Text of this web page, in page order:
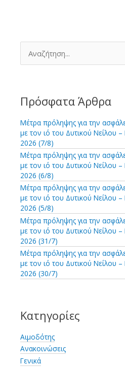
α
τ
η
η
γ
ι
α
:
Πρόσφατα Άρθρα
Μέτρα πρόληψης για την
με τον ιό του Δυτικού Νείλου
2026 (7/8)
Μέτρα πρόληψης για την
με τον ιό του Δυτικού Νείλου
2026 (6/8)
Μέτρα πρόληψης για την
με τον ιό του Δυτικού Νείλου
2026 (5/8)
Μέτρα πρόληψης για την
με τον ιό του Δυτικού Νείλου
2026 (31/7)
Μέτρα πρόληψης για την
με τον ιό του Δυτικού Νείλου
2026 (30/7)
Κατηγορίες
Αιμοδότης
Ανακοινώσεις
Γενικά